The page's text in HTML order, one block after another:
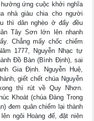
ứng cuộc khởi nghĩa
nhà giàu chia cho người
thì dân nghèo ở đấy đều
Tây Sơn lớn lên nhanh
Chẳng mấy chốc chiếm
1777, Nguyễn Nhạc tự
Đồ Bàn (Bình Định), sai
Gia Định. Nguyễn Huệ,
giết chết chúa Nguyễn
thì rút về Quy Nhơn.
Khoát (chúa Đàng Trong
đem quân chiếm lại thành
ngôi Hoàng đế, đặt niên